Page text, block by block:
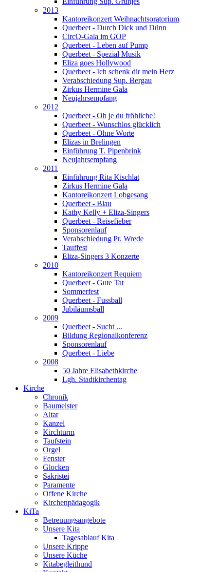
2013
Kantoreikonzert Weihnachtsoratorium
Querbeet - Durch Dick und Dünn
CircO-Gala im GOP
Querbeet - Leben auf Pump
Querbeet - Spezial Musik
Eliza goes Hollywood
Querbeet - Ich schenk dir mein Herz
Verabschiedung Sup. Bergau
Zirkus Hermine Gala
Neujahrsempfang
2012
Querbeet - Oh je du fröhliche!
Querbeet - Wunschlos glücklich
Querbeet - Ohne Worte
Elizas in Brelingen
Einführung T. Pipenbrink
Neujahrsempfang
2011
Einführung Rita Kischlat
Zirkus Hermine Gala
Kantoreikonzert Lobgesang
Querbeet - Blau
Kathy Kelly + Eliza-Singers
Querbeet - Reisefieber
Sponsorenlauf
Verabschiedung Pr. Wrede
Tauffest
Eliza-Singers 3 Konzerte
2010
Kantoreikonzert Requiem
Querbeet - Gute Tat
Sommerfest
Querbeet - Fussball
Jubiläumsball
2009
Querbeet - Sucht ...
Bildung Regionalkonferenz
Sponsorenlauf
Querbeet - Liebe
2008
50 Jahre Elisabethkirche
Lgh. Stadtkirchentag
Kirche
Chronik
Baumeister
Altar
Kanzel
Kirchturm
Taufstein
Orgel
Fenster
Glocken
Sakristei
Paramente
Offene Kirche
Kirchenpädagogik
KiTa
Betreuungsangebote
Unsere Kita
Tagesablauf Kita
Unsere Krippe
Unsere Küche
Kitabegleithund